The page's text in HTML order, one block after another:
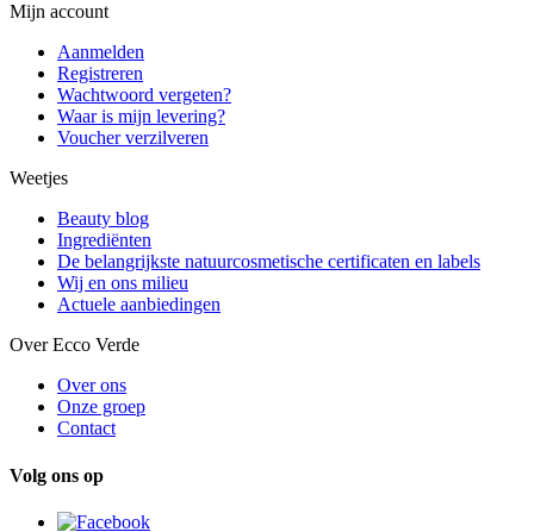
Mijn account
Aanmelden
Registreren
Wachtwoord vergeten?
Waar is mijn levering?
Voucher verzilveren
Weetjes
Beauty blog
Ingrediënten
De belangrijkste natuurcosmetische certificaten en labels
Wij en ons milieu
Actuele aanbiedingen
Over Ecco Verde
Over ons
Onze groep
Contact
Volg ons op